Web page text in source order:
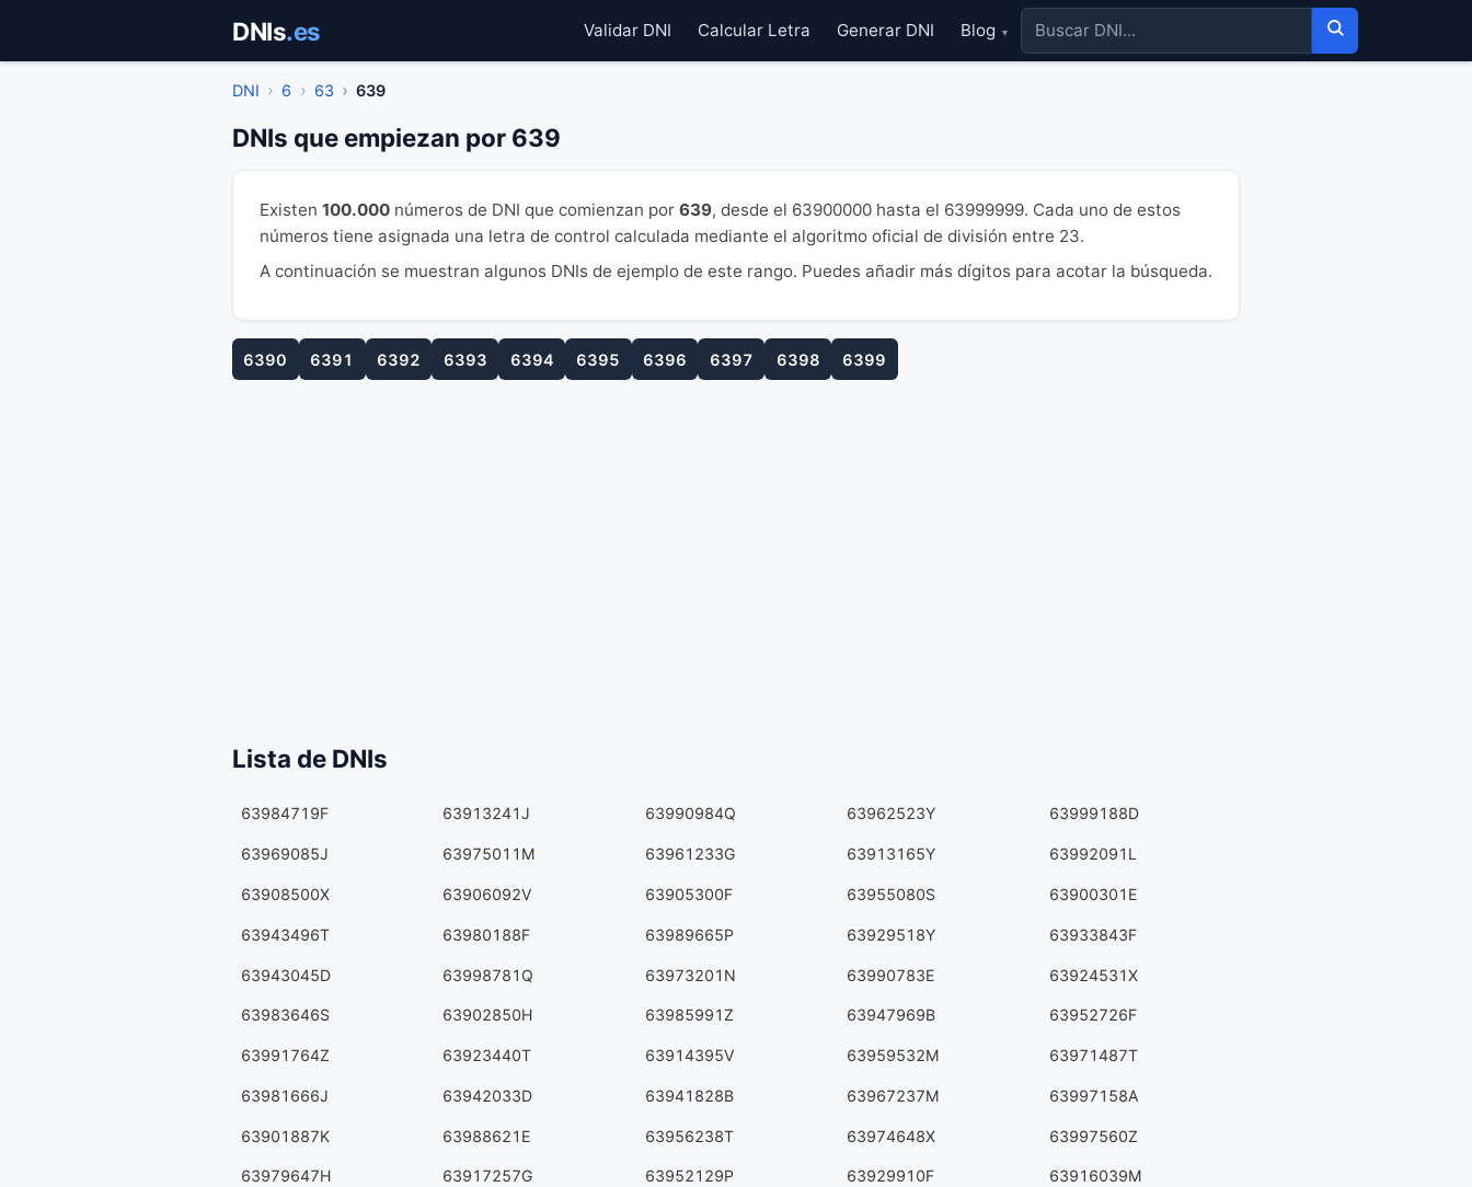
contenido
DNIs.es Validar DNI Calcular Letra Generar DNI Blog ▾
DNI 6 63 639
DNIs que empiezan por 639
Existen 100.000 números de DNI que comienzan por 639, desde el 63900000 hasta el 63999999. Cada uno de estos
números tiene asignada una letra de control calculada mediante el algoritmo oficial de división entre 23.
A continuación se muestran algunos DNIs de ejemplo de este rango. Puedes añadir más dígitos para acotar la búsqueda.
6390 6391 6392 6393 6394 6395 6396 6397 6398 6399
Lista de DNIs
63984719F 63913241J 63990984Q 63962523Y 63999188D
63969085J 63975011M 63961233G 63913165Y 63992091L
63908500X 63906092V 63905300F 63955080S 63900301E
63943496T 63980188F 63989665P 63929518Y 63933843F
63943045D 63998781Q 63973201N 63990783E 63924531X
63983646S 63902850H 63985991Z 63947969B 63952726F
63991764Z 63923440T 63914395V 63959532M 63971487T
63981666J 63942033D 63941828B 63967237M 63997158A
63901887K 63988621E 63956238T 63974648X 63997560Z
63979647H 63917257G 63952129P 63929910F 63916039M